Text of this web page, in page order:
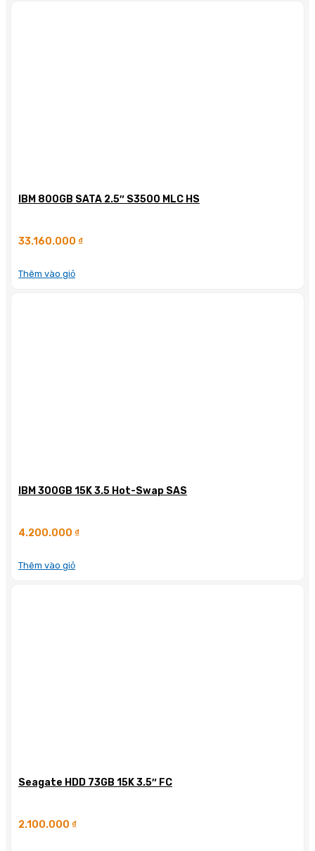
IBM 800GB SATA 2.5″ S3500 MLC HS
33.160.000 ₫
Thêm vào giỏ
IBM 300GB 15K 3.5 Hot-Swap SAS
4.200.000 ₫
Thêm vào giỏ
Seagate HDD 73GB 15K 3.5″ FC
2.100.000 ₫